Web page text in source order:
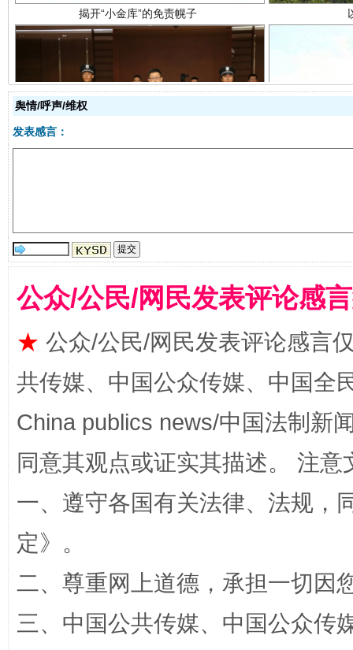
全民健身五年计划来了！等你上场
舆情/呼声/维权
发表感言：
公众/公民/网民发表评论感
★ 公众/公民/网民发表评论感言
共传媒、中国公众传媒、中国全
China publics news/中国法制新
同意其观点或证实其描述。 注
一、遵守各国有关法律、法规，
定》。
二、尊重网上道德，承担一切因
三、中国公共传媒、中国公众传